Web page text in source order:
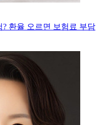
환율 오르면 보험료 부담